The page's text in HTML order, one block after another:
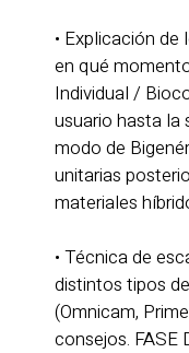
• Explicación
en qué
Individual /
usuario hasta la
modo de
unitarias
materiales
• Técnica de
distintos tipos
(Omnicam,
consejos. FASE